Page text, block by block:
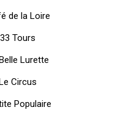
de la Loire
Tours
Lurette
Circus
Populaire